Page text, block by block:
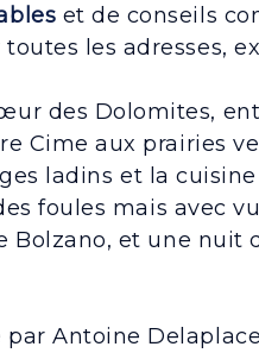
et de conseils
les adresses,
des Dolomites,
Cime aux prairies
ladins et la
foules mais avec
Bolzano, et une nuit
par Antoine